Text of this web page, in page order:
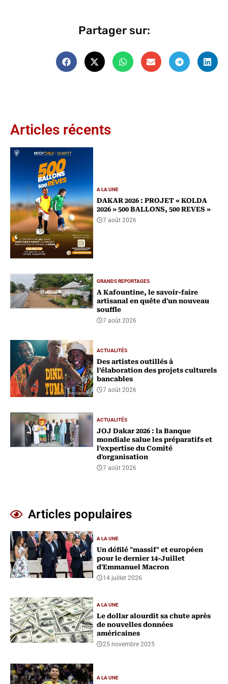
Partager sur:
Articles récents
A LA UNE
DAKAR 2026 : PROJET « KOLDA
2026 » 500 BALLONS, 500 REVES »
7 août 2026
GRANDS REPORTAGES
A Kafountine, le savoir-faire
artisanal en quête d'un nouveau
souffle
7 août 2026
ACTUALITÉS
Des artistes outillés à
l’élaboration des projets culturels
bancables
7 août 2026
ACTUALITÉS
‎JOJ Dakar 2026 : la Banque
mondiale salue les préparatifs et
l’expertise du Comité
d'organisation
7 août 2026
Articles populaires
A LA UNE
Un défilé "massif" et européen
pour le dernier 14-Juillet
d'Emmanuel Macron
14 juillet 2026
A LA UNE
Le dollar alourdit sa chute après
de nouvelles données
américaines
25 novembre 2025
A LA UNE